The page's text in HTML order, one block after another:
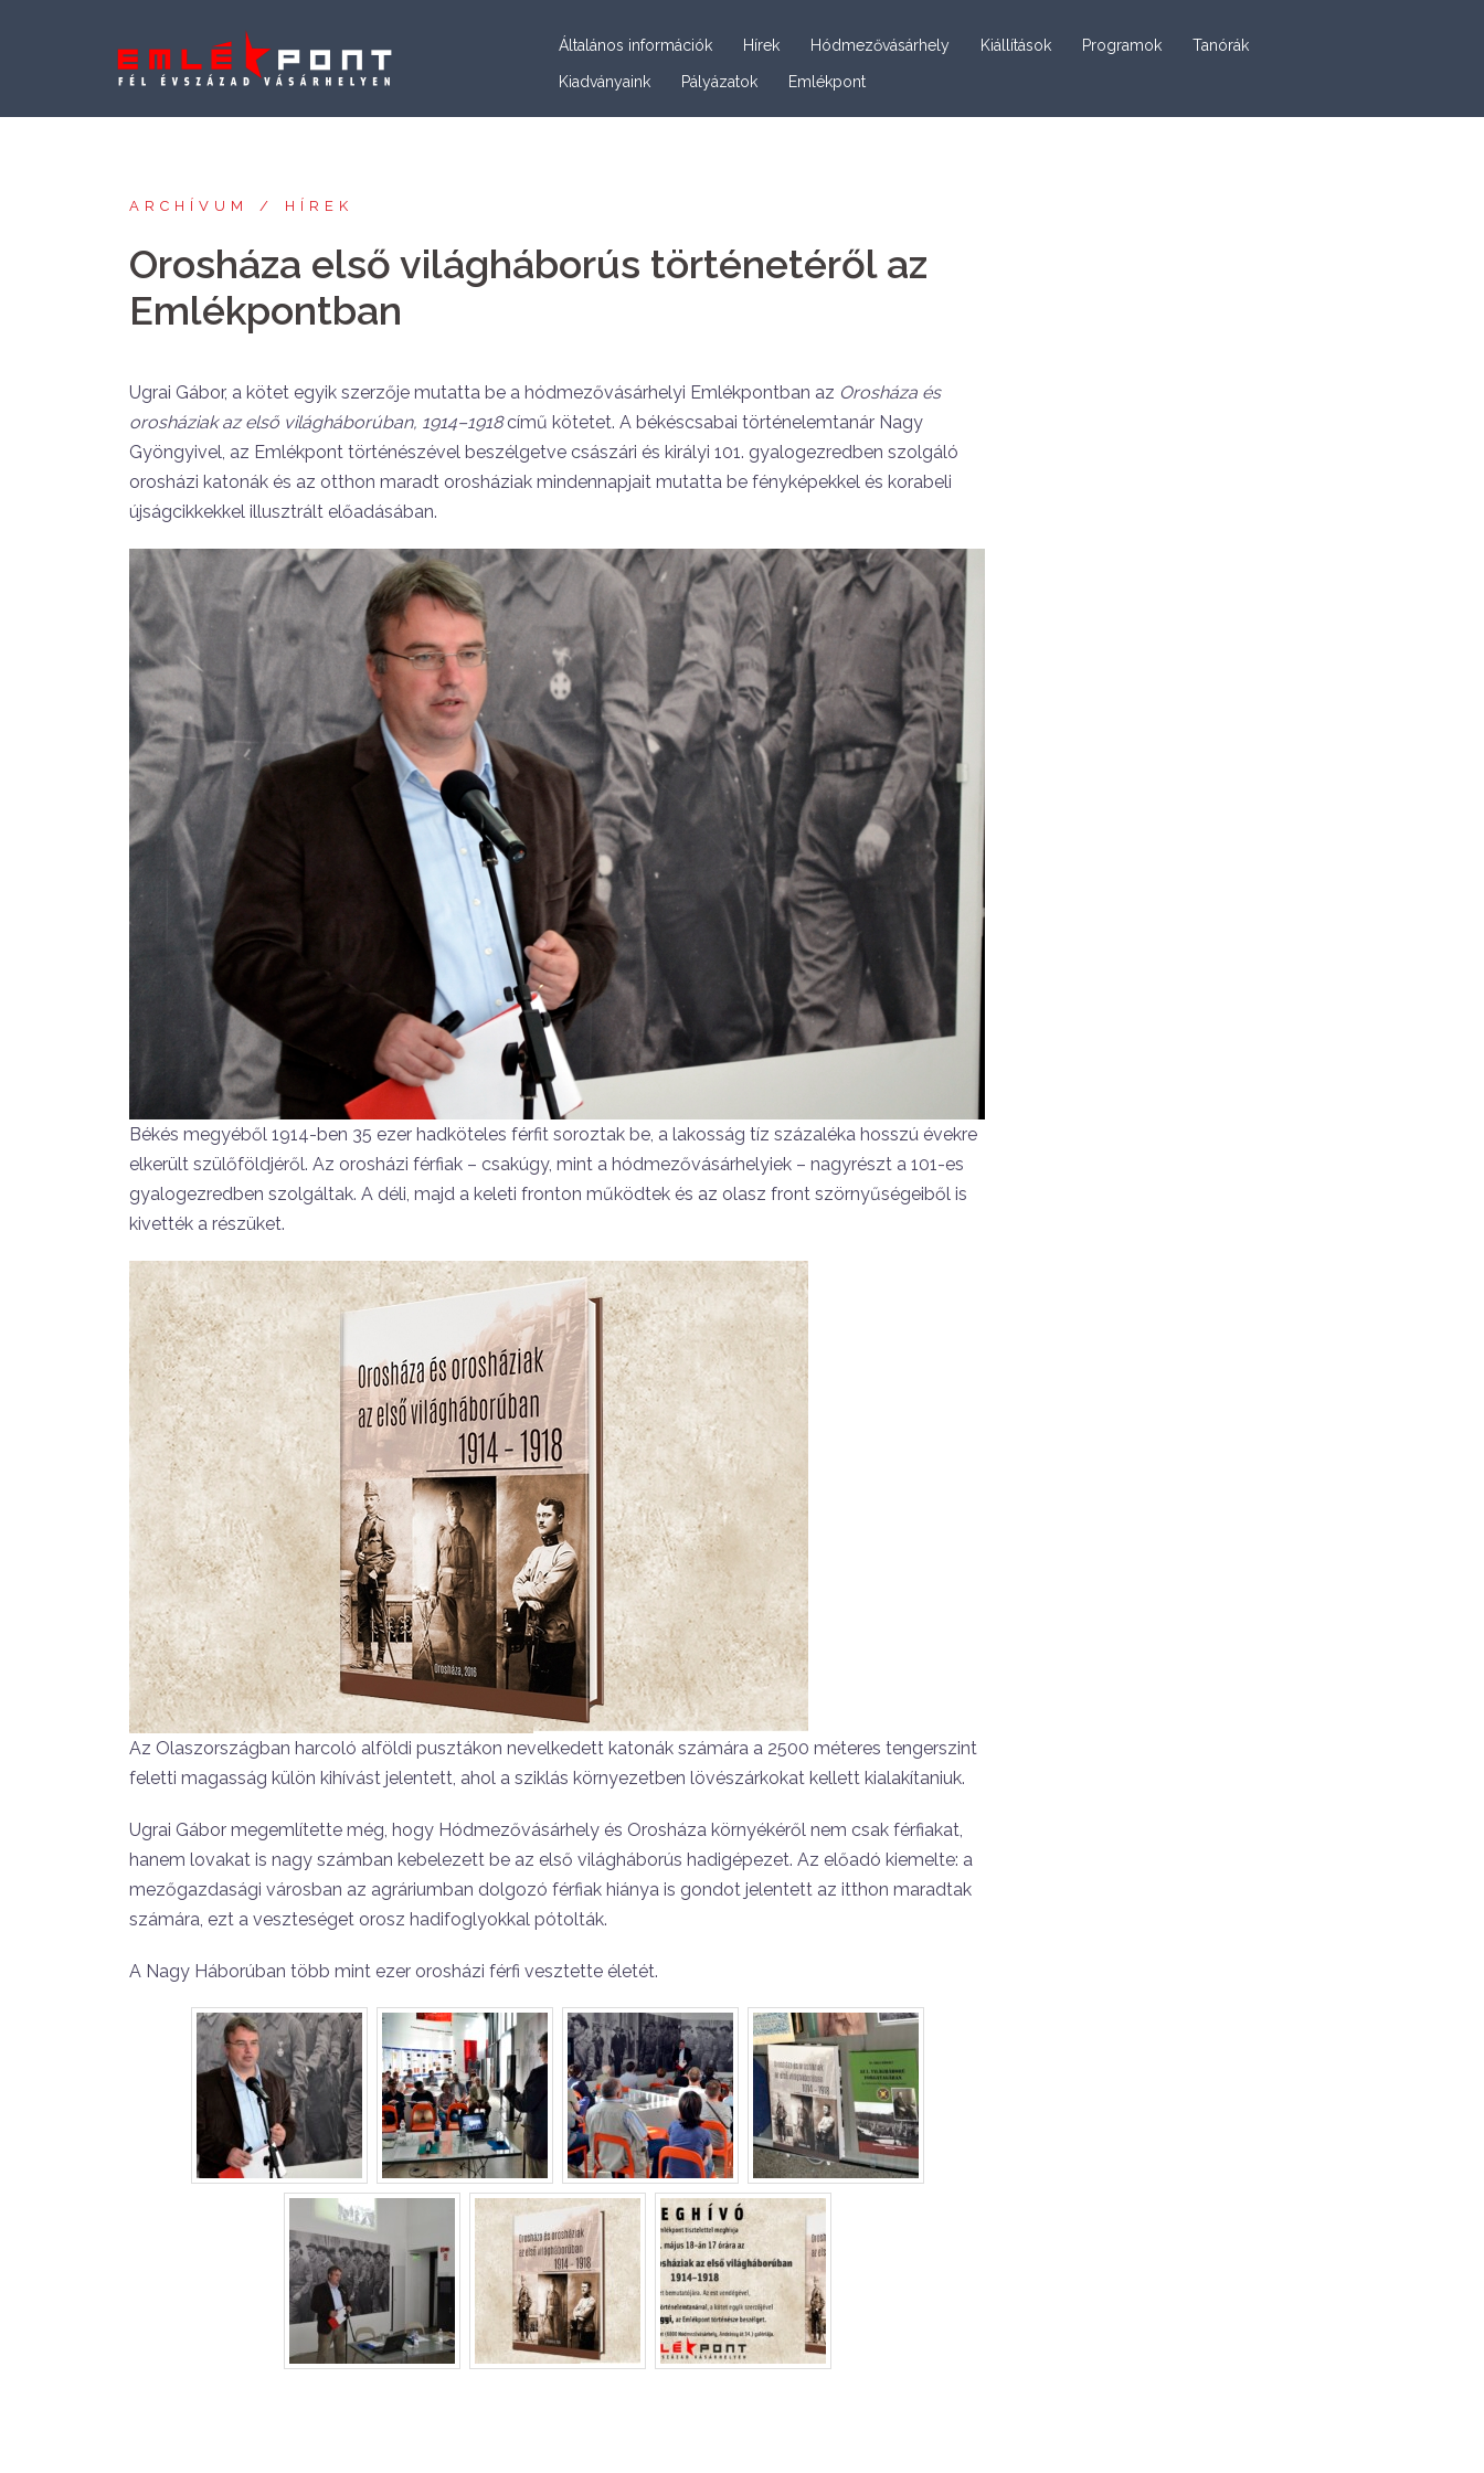
Általános információk Hírek Hódmezővásárhely Kiállítások Programok Tanórák
Kiadványaink Pályázatok Emlékpont
ARCHÍVUM HÍREK
Orosháza első világháborús történetéről az
Emlékpontban
Ugrai Gábor, a kötet egyik szerzője mutatta be a hódmezővásárhelyi Emlékpontban az Orosháza és
orosháziak az első világháborúban, 1914–1918című kötetet. A békéscsabai történelemtanár Nagy
Gyöngyivel, az Emlékpont történészével beszélgetve császári és királyi 101. gyalogezredben szolgáló
orosházi katonák és az otthon maradt orosháziak mindennapjait mutatta be fényképekkel és korabeli
újságcikkekkel illusztrált előadásában.
Békés megyéből 1914-ben 35 ezer hadköteles férfit soroztak be, a lakosság tíz százaléka hosszú évekre
elkerült szülőföldjéről. Az orosházi férfiak – csakúgy, mint a hódmezővásárhelyiek – nagyrészt a 101-es
gyalogezredben szolgáltak. A déli, majd a keleti fronton működtek és az olasz front szörnyűségeiből is
kivették a részüket.
Az Olaszországban harcoló alföldi pusztákon nevelkedett katonák számára a 2500 méteres tengerszint
feletti magasság külön kihívást jelentett, ahol a sziklás környezetben lövészárkokat kellett kialakítaniuk.
Ugrai Gábor megemlítette még, hogy Hódmezővásárhely és Orosháza környékéről nem csak férfiakat,
hanem lovakat is nagy számban kebelezett be az első világháborús hadigépezet. Az előadó kiemelte: a
mezőgazdasági városban az agráriumban dolgozó férfiak hiánya is gondot jelentett az itthon maradtak
számára, ezt a veszteséget orosz hadifoglyokkal pótolták.
A Nagy Háborúban több mint ezer orosházi férfi vesztette életét.